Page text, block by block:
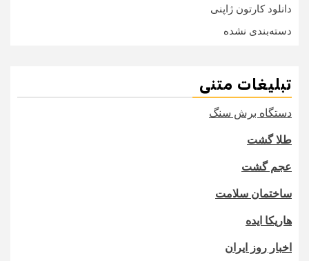
دانلود کارتون ژاپنی
دسته‌بندی نشده
تبلیغات متنی
دستگاه برش سنگ
طلا گشت
عجم گشت
ساختمان سلامت
هاریکا ایده
اخبار روز ایران